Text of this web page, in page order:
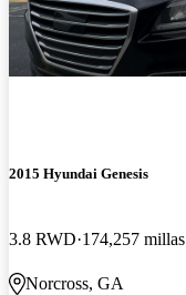
2015 Hyundai Genesis
3.8 RWD 174,257 millas
Norcross, GA